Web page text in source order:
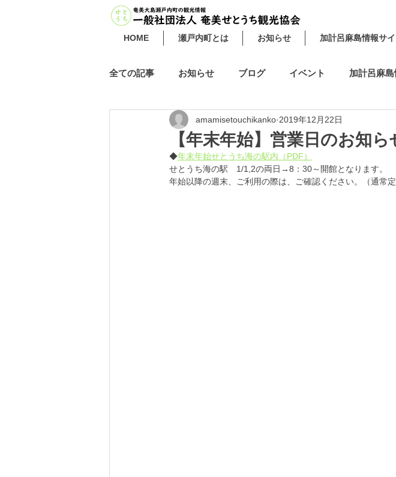
HOME 瀬戸内町とは お知らせ 加計呂麻島情報サイ
全ての記事 お知らせ ブログ イベント 加計呂麻
【年末年始】営業日のお知ら
amamisetouchikanko 2019年12月22日
◆年末年始せとうち海の駅内（PDF）
せとうち海の駅　1/1,2の両日→8：30～開館となります。
年始以降の週末、ご利用の際は、ご確認ください。（通常